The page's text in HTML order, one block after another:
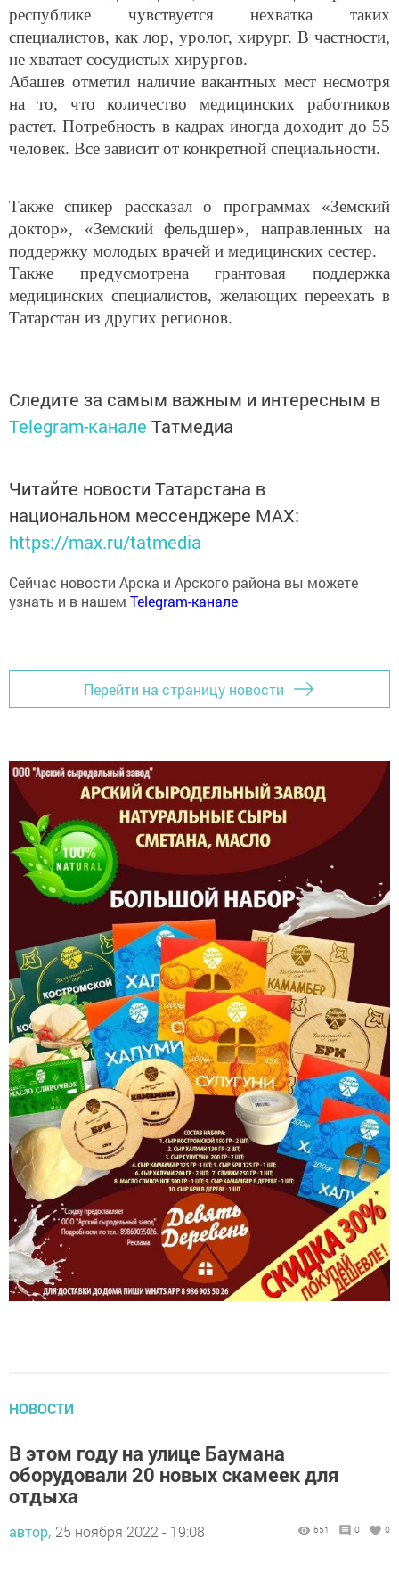
республике чувствуется нехватка таких
специалистов, как лор, уролог, хирург. В частности,
не хватает сосудистых хирургов.
Абашев отметил наличие вакантных мест несмотря
на то, что количество медицинских работников
растет. Потребность в кадрах иногда доходит до 55
человек. Все зависит от конкретной специальности.
Также спикер рассказал о программах «Земский
доктор», «Земский фельдшер», направленных на
поддержку молодых врачей и медицинских сестер.
Также предусмотрена грантовая поддержка
медицинских специалистов, желающих переехать в
Татарстан из других регионов.
Следите за самым важным и интересным в
Telegram-канале Татмедиа
Читайте новости Татарстана в
национальном мессенджере MАХ:
https://max.ru/tatmedia
Сейчас новости Арска и Арского района вы можете
узнать и в нашем Telegram-канале
Перейти на страницу новости
НОВОСТИ
В этом году на улице Баумана
оборудовали 20 новых скамеек для
отдыха
автор, 25 ноября 2022 - 19:08 651 0 0